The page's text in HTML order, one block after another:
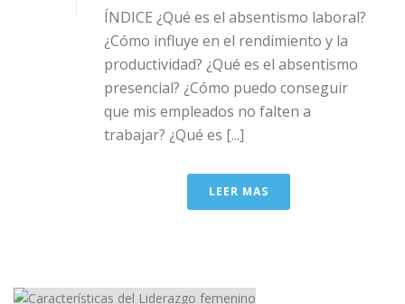
ÍNDICE ¿Qué es el absentismo laboral?
¿Cómo influye en el rendimiento y la
productividad? ¿Qué es el absentismo
presencial? ¿Cómo puedo conseguir
que mis empleados no falten a
trabajar? ¿Qué es [...]
LEER MAS